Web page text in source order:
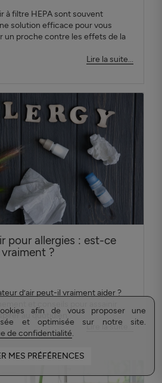
afin de vous proposer une
et optimisée sur notre site.
de confidentialité.
MES PRÉFÉRENCES
à filtre HEPA sont souvent
solution efficace pour vous
un proche contre les effets de la
Lire la suite...
pour allergies : est-ce
?
d’air peut-il vraiment aider ?
au quotidien.
Lire la suite...